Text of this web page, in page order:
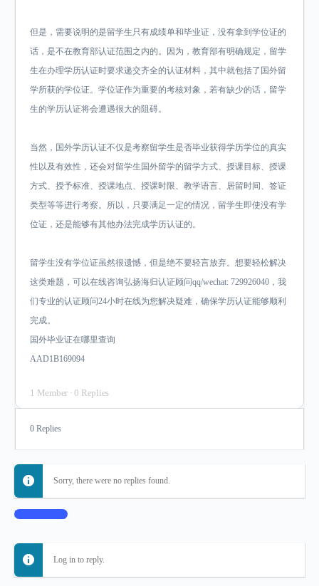
但是，需要说明的是留学生只有成绩单和毕业证，没有拿到学位证的
话，是不在教育部认证范围之内的。因为，教育部有明确规定，留学
生在办理学历认证时要求递交齐全的认证材料，其中就包括了国外留
学所获的学位证。学位证作为重要的考核对象，若有缺少的话，留学
生的学历认证将会遭遇很大的阻碍。
当然，国外学历认证不仅是考察留学生是否毕业获得学历学位的真实
性以及有效性，还会对留学生国外留学的留学方式、授课目标、授课
方式、授予标准、授课地点、授课时限、教学语言、居留时间、签证
类型等等进行考察。所以，只要满足一定的情况，留学生即使没有学
位证，还是能够有其他办法完成学历认证的。
留学生没有学位证虽然很遗憾，但是绝不要轻言放弃。想要轻松解决
这类难题，可以在线咨询弘扬海归认证顾问qq/wechat: 729926040，我
们专业的认证顾问24小时在线为您解决疑难，确保学历认证能够顺利
完成。
国外毕业证在哪里查询
AAD1B169094
1 Member · 0 Replies
0 Replies
Sorry, there were no replies found.
Log In to Reply
Log in to reply.